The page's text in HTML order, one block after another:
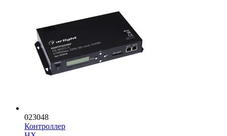
023048
Контроллер